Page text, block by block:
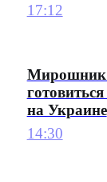
17:12
Мирошник
на Украине
14:30